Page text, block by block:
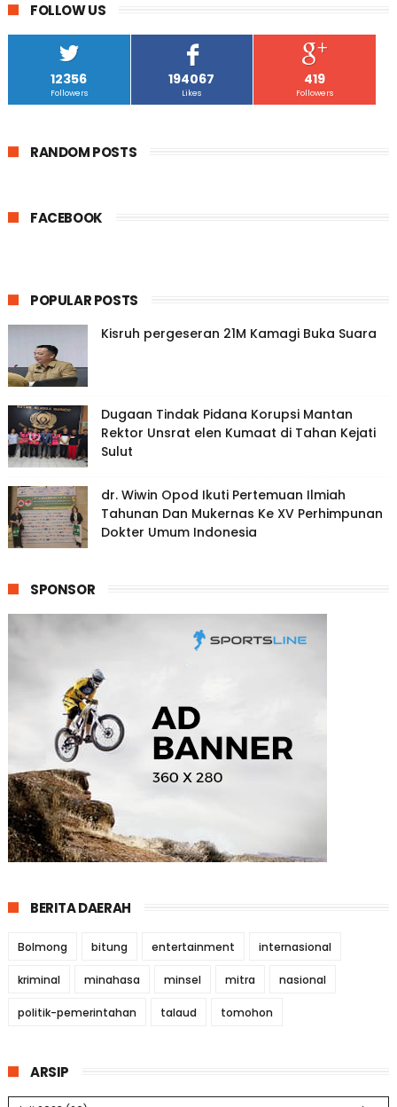
FOLLOW US
12356
Followers
194067
Likes
419
Followers
RANDOM POSTS
FACEBOOK
POPULAR POSTS
Kisruh pergeseran 21M Kamagi Buka Suara
Dugaan Tindak Pidana Korupsi Mantan
Rektor Unsrat elen Kumaat di Tahan Kejati
Sulut
dr. Wiwin Opod Ikuti Pertemuan Ilmiah
Tahunan Dan Mukernas Ke XV Perhimpunan
Dokter Umum Indonesia
SPONSOR
BERITA DAERAH
Bolmong bitung entertainment internasional
kriminal minahasa minsel mitra nasional
politik-pemerintahan talaud tomohon
ARSIP